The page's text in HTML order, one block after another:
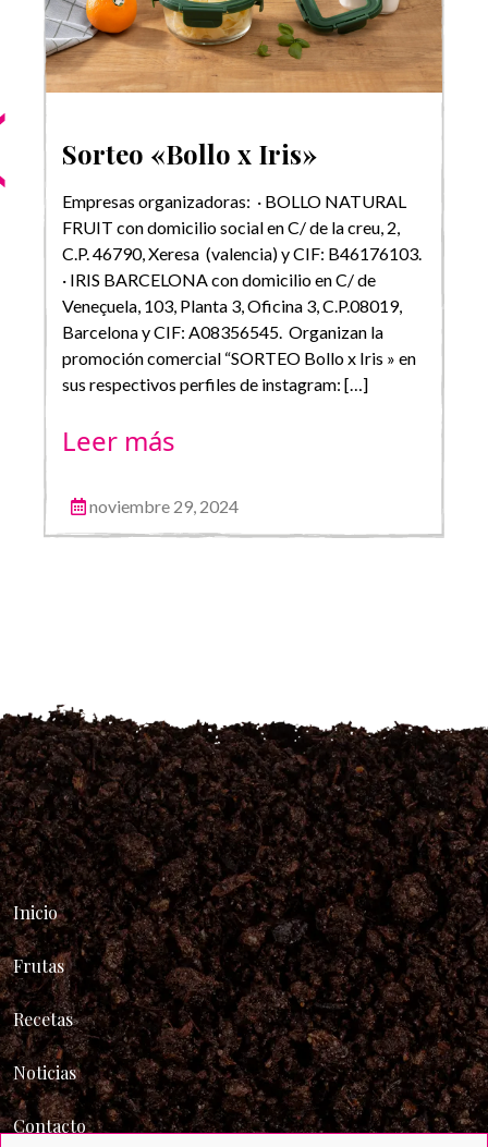
Sorteo «Bollo x Iris»
Empresas organizadoras: · BOLLO NATURAL
FRUIT con domicilio social en C/ de la creu, 2,
C.P. 46790, Xeresa (valencia) y CIF: B46176103.
· IRIS BARCELONA con domicilio en C/ de
Veneçuela, 103, Planta 3, Oficina 3, C.P.08019,
Barcelona y CIF: A08356545. Organizan la
promoción comercial “SORTEO Bollo x Iris » en
sus respectivos perfiles de instagram: […]
Leer más
noviembre 29, 2024
Inicio
Frutas
Recetas
Noticias
Contacto